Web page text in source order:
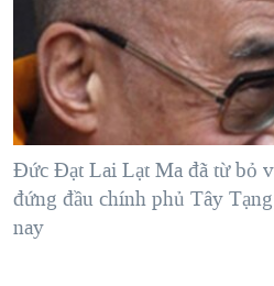
"Tìm"NGƯỜI VIỆT HẢI NGOẠI
ĐỜI SỐNG
KINH TẾ
KHOA HỌC
SỨC KHOẺ
HÀNH TRÌNH BẦU CỬ 2024
MỘT NĂM CHIẾN TRANH TẠI
GIẢI MÃ VÀNH ĐAI & CON
NGÀY TỊ NẠN THẾ GIỚI
TRỊNH VĨNH BÌNH - NGƯỜI HẠ
VIDEO
NGHE
MẠNG XÃ HỘI
Ngôn ngữ khác
Đức Đạt Lai Lạt Ma đã từ bỏ
đứng đầu chính phủ Tây
nay